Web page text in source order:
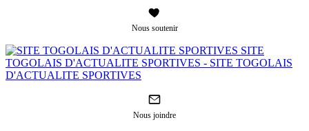
Nous soutenir
SITE
TOGOLAIS D'ACTUALITE SPORTIVES - SITE TOGOLAIS
D'ACTUALITE SPORTIVES
Nous joindre